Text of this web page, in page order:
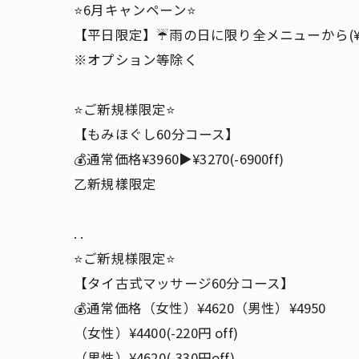
⭐️6月キャンペーン⭐️
【平日限定】☔️雨の日に限り全メニューから
※オプション等除く
⭐️ご新規様限定⭐️
【もみほぐし60分コース】
💰通常価格¥3960▶¥3270(-6900ff)
乙新規樣限定
. .
⭐️ご新規様限定⭐️
【タイ古式マッサージ60分コース】
💰通常価格（女性）¥4620（男性）¥4950
（女性）¥4400(-220円 off)